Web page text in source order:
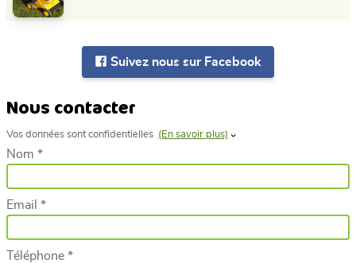
Suivez nous sur Facebook
Nous contacter
Vos données sont confidentielles (En savoir plus)
Nom *
Email *
Téléphone *